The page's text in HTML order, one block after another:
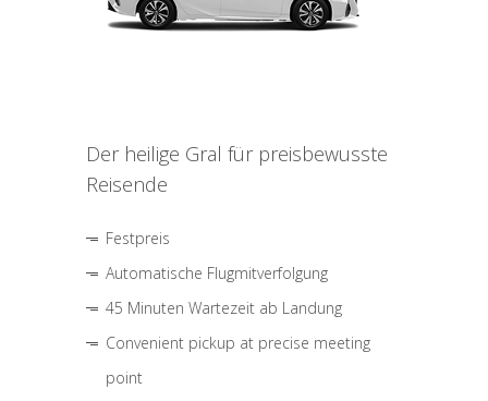
Der heilige Gral für preisbewusste
Reisende
Festpreis
Automatische Flugmitverfolgung
45 Minuten Wartezeit ab Landung
Convenient pickup at precise meeting
point